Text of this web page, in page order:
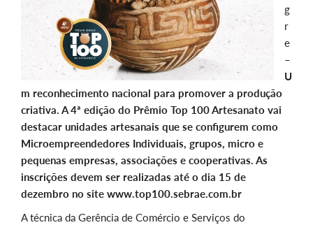
g
r
e
–
U
m reconhecimento nacional para promover a produção
criativa. A 4ª edição do Prêmio Top 100 Artesanato vai
destacar unidades artesanais que se configurem como
Microempreendedores Individuais, grupos, micro e
pequenas empresas, associações e cooperativas. As
inscrições devem ser realizadas até o dia 15 de
dezembro no site www.top100.sebrae.com.br
A técnica da Gerência de Comércio e Serviços do